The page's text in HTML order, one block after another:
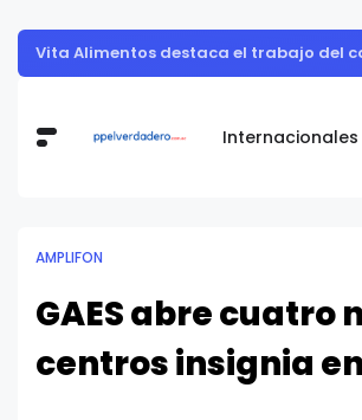
Internacionales
AMPLIFON
GAES abre cuatro
centros insignia